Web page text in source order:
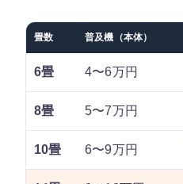
畳数 普及機（本体）
6畳 4〜6万円
8畳 5〜7万円
10畳 6〜9万円